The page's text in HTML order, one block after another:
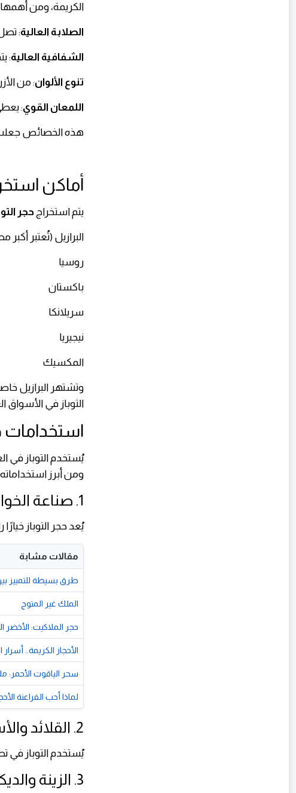
الكريمة، ومن
الصلابة العالية: تصل صلابته إلى
الشفافية العالية:
تنوع الألوان: من
اللمعان القوي:
هذه الخصائص جعلت
أماكن
يتم استخراجحجر
البرازيل (تُعتبر أكبر
روسيا
باكستان
سريلانكا
نيجيريا
المكسيك
وتشتهر البرازيل
التوباز في الأسواق
استخدامات
يُستخدم التوباز في
ومن أبرز
1. صناعة الخواتم
يُعد حجر التوباز
مقالات مشابة
طرق بسيطة للتمييز
الملك غير المتوج
حجر الملاكيت: الأخضر
الأحجار الكريمة..
​سحر الياقوت الأحمر:
لماذا أحب الفراعنة
2. القلائد والأساور
يُستخدم التوباز في
3. الزينة والديكور